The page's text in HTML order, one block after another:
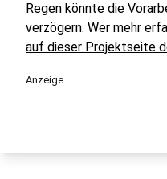
Regen könnte die
verzögern. Wer mehr
auf dieser Projektseite
Anzeige